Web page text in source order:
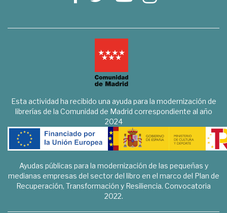
Esta actividad ha recibido una ayuda para la modernización de
librerías de la Comunidad de Madrid correspondiente al año
2024
Ayudas públicas para la modernización de las pequeñas y
medianas empresas del sector del libro en el marco del Plan de
Recuperación, Transformación y Resiliencia. Convocatoria
2022.